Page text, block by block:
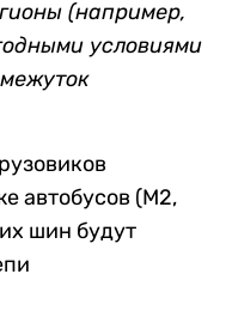
(например,
условиями
автобусов (M2,
шин будут